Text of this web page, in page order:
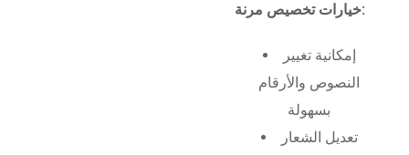
خيارات تخصيص مرنة:
إمكانية تغيير
النصوص والأرقام
بسهولة
تعديل الشعار